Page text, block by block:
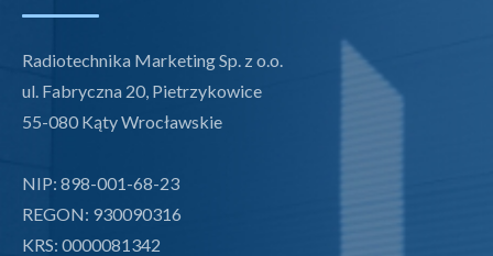
Radiotechnika Marketing Sp. z o.o.
ul. Fabryczna 20, Pietrzykowice
55-080 Kąty Wrocławskie
NIP: 898-001-68-23
REGON: 930090316
KRS: 0000081342